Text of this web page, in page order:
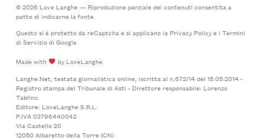
© 2026 Love Langhe — Riproduzione parziale dei contenuti consentita a
patto di indicarne la fonte
Questo si è protetto da reCaptcha e si applicano la Privacy Policye i Termini
di Serviziodi Google
Made with
by LoveLanghe
Langhe.Net, testata giornalistica online, iscritta al n.672/14 del 15.05.2014 -
Registro stampa del Tribunale di Asti - Direttore responsabile: Lorenzo
Tablino.
Editore: LoveLanghe S.R.L.
P.IVA 03796440042
Via Castello 20
12050 Albaretto della Torre (CN)